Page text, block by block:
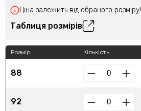
Ціна залежить від обраного розміру!
Таблиця розмірів
Розмір
88
92
Кількість